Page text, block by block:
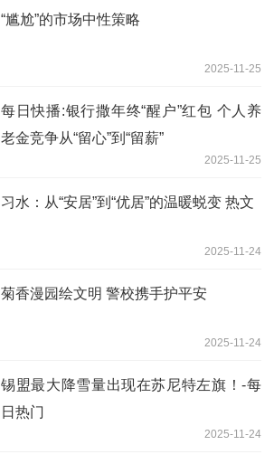
“尴尬”的市场中性策略
2025-11-25
每日快播:银行撒年终“醒户”红包 个人养
老金竞争从“留心”到“留薪”
2025-11-25
习水：从“安居”到“优居”的温暖蜕变 热文
2025-11-24
菊香漫园绘文明 警校携手护平安
2025-11-24
锡盟最大降雪量出现在苏尼特左旗！-每
日热门
2025-11-24